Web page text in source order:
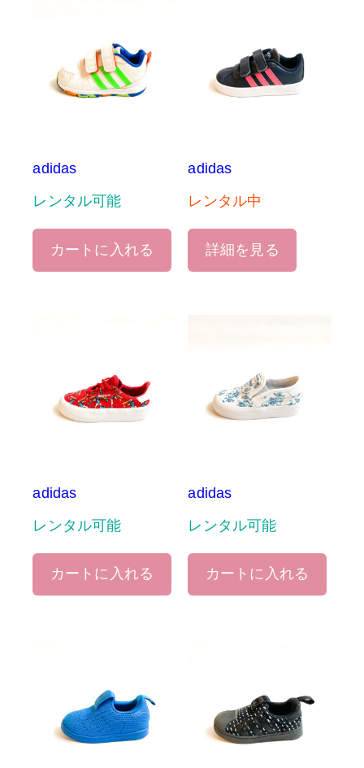
adidas
レンタル可能
カートに入れる
adidas
レンタル中
詳細を見る
adidas
レンタル可能
カートに入れる
adidas
レンタル可能
カートに入れる